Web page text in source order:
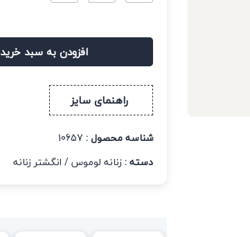
افزودن به سبد خرید
راهنمای سایز
شناسه محصول : 10657
دسته :زنانه لوموس/ انگشتر زنانه